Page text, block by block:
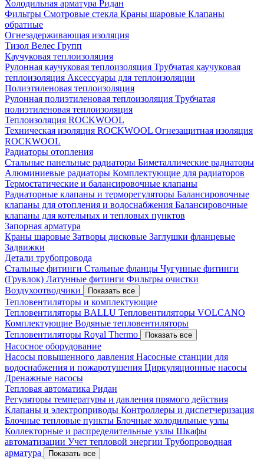
Холодильная арматура Ридан
Фильтры Смотровые стекла Краны шаровые Клапаны
обратные
Огнезадерживающая изоляция
Тизол Велес Групп
Каучуковая теплоизоляция
Рулонная каучуковая теплоизоляция Трубчатая каучуковая
теплоизоляция Аксессуары для теплоизоляции
Полиэтиленовая теплоизоляция
Рулонная полиэтиленовая теплоизоляция Трубчатая
полиэтиленовая теплоизоляция
Теплоизоляция ROCKWOOL
Техническая изоляция ROCKWOOL Огнезащитная изоляция
ROCKWOOL
Радиаторы отопления
Стальные панельные радиаторы Биметаллические радиаторы
Алюминиевые радиаторы Комплектующие для радиаторов
Термостатические и балансировочные клапаны
Радиаторные клапаны и терморегуляторы Балансировочные
клапаны для отопления и водоснабжения Балансировочные
клапаны для котельных и тепловых пунктов
Запорная арматура
Краны шаровые Затворы дисковые Заглушки фланцевые
Задвижки
Детали трубопровода
Стальные фитинги Стальные фланцы Чугунные фитинги
(Грувлок) Латунные фитинги Фильтры очистки
Воздухоотводчики
Показать все
Тепловентиляторы и комплектующие
Тепловентиляторы BALLU Тепловентиляторы VOLCANO
Комплектующие Водяные тепловентиляторы
Тепловентиляторы Royal Thermo
Показать все
Насосное оборудование
Насосы повышенного давления Насосные станции для
водоснабжения и пожаротушения Циркуляционные насосы
Дренажные насосы
Тепловая автоматика Ридан
Регуляторы температуры и давления прямого действия
Клапаны и электроприводы Контроллеры и диспетчеризация
Блочные тепловые пункты Блочные холодильные узлы
Коллекторные и распределительные узлы Шкафы
автоматизации Учет тепловой энергии Трубопроводная
арматура
Показать все